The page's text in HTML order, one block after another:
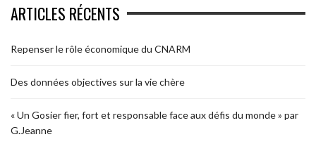
ARTICLES RÉCENTS
Repenser le rôle économique du CNARM
Des données objectives sur la vie chère
« Un Gosier fier, fort et responsable face aux défis du monde » par
G.Jeanne